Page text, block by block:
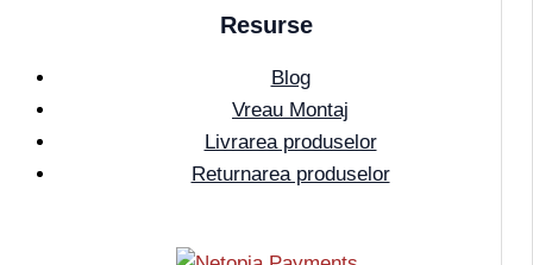
Resurse
Blog
Vreau Montaj
Livrarea produselor
Returnarea produselor